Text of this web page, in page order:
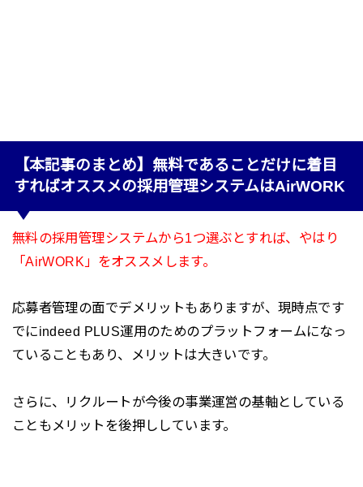
【本記事のまとめ】無料であることだけに着目
すればオススメの採用管理システムはAirWORK
無料の採用管理システムから1つ選ぶとすれば、やはり
「AirWORK」をオススメします。
応募者管理の面でデメリットもありますが、現時点です
でにindeed PLUS運用のためのプラットフォームになっ
ていることもあり、メリットは大きいです。
さらに、リクルートが今後の事業運営の基軸としている
こともメリットを後押ししています。